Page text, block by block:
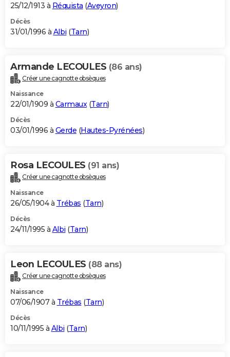
25/12/1913 à Réquista (Aveyron)
Décès
31/01/1996 à Albi (Tarn)
Armande LECOULES (86 ans)
Créer une cagnotte obsèques
Naissance
22/01/1909 à Carmaux(Tarn)
Décès
03/01/1996 à Gerde (Hautes-Pyrénées)
Rosa LECOULES (91 ans)
Créer une cagnotte obsèques
Naissance
26/05/1904 à Trébas (Tarn)
Décès
24/11/1995 à Albi (Tarn)
Leon LECOULES (88 ans)
Créer une cagnotte obsèques
Naissance
07/06/1907 à Trébas (Tarn)
Décès
10/11/1995 à Albi (Tarn)